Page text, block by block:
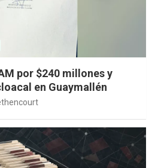
por $240 millones y
en Guaymallén